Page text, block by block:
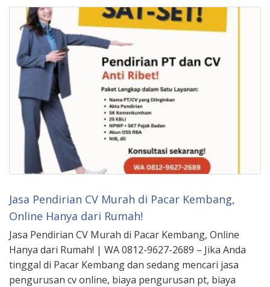
Jasa Pendirian CV Murah di Pacar Kembang,
Online Hanya dari Rumah!
Jasa Pendirian CV Murah di Pacar Kembang, Online
Hanya dari Rumah! | WA 0812-9627-2689 – Jika Anda
tinggal di Pacar Kembang dan sedang mencari jasa
pengurusan cv online, biaya pengurusan pt, biaya